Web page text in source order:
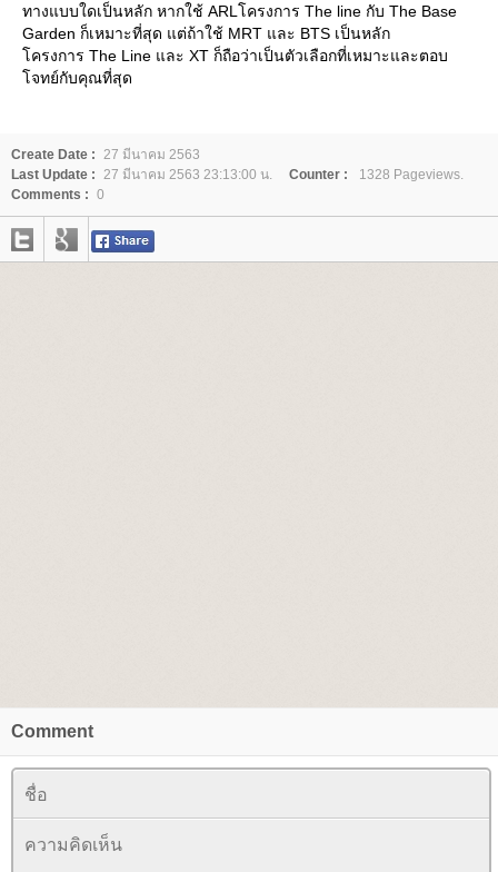
ทางแบบใดเป็นหลัก หากใช้ ARLโครงการ The line กับ The Base
Garden ก็เหมาะที่สุด แต่ถ้าใช้ MRT และ BTS เป็นหลัก
ครงการ The Line และ XT ก็ถือว่าเป็นตัวเลือกที่เหมาะและตอบ
จทย์กับคุณที่สุด
Create Date : 27 มีนาคม 2563
Last Update : 27 มีนาคม 2563 23:13:00 น. Counter :
1328 Pageviews.
Comments : 0
Comment